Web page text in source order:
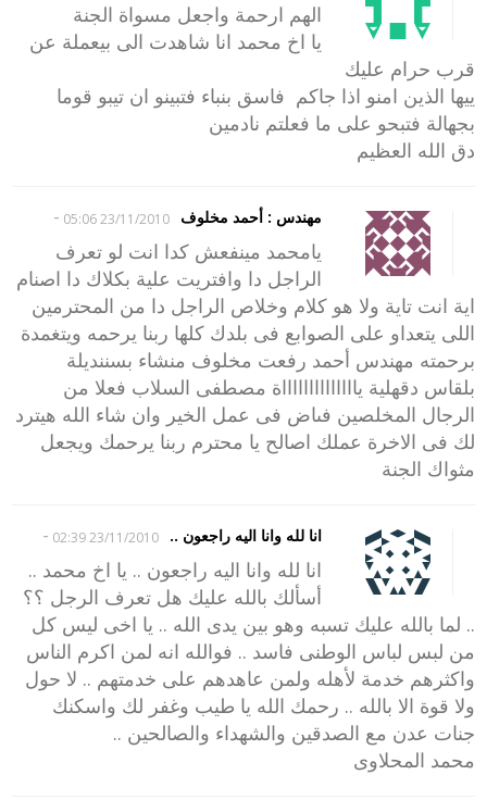
الهم ارحمة واجعل مسواة الجنة
يا اخ محمد انا شاهدت الى بيعملة عن
قرب حرام عليك
ييها الذين امنو اذا جاكم فاسق بنباء فتبينو ان تيبو قوما
بجهالة فتبحو على ما فعلتم نادمين
دق الله العظيم
مهندس : أحمد مخلوف 23/11/2010 05:06
-
يامحمد مينفعش كدا انت لو تعرف
الراجل دا وافتريت علية بكلاك دا اصنام
اية انت تاية ولا هو كلام وخلاص الراجل دا من المحترمين
اللى يتعداو على الصوابع فى بلدك كلها ربنا يرحمه ويتغمدة
برحمته مهندس أحمد رفعت مخلوف منشاء بسننديلة
بلقاس دقهلية يااااااااااااااة مصطفى السلاب فعلا من
الرجال المخلصين فىاض فى عمل الخير وان شاء الله هيترد
لك فى الاخرة عملك اصالح يا محترم ربنا يرحمك ويجعل
مثواك الجنة
انا لله وانا اليه راجعون .. 23/11/2010 02:39
-
انا لله وانا اليه راجعون .. يا اخ محمد ..
أسألك بالله عليك هل تعرف الرجل ؟؟
.. لما بالله عليك تسبه وهو بين يدى الله .. يا اخى ليس كل
من لبس لباس الوطنى فاسد .. فوالله انه لمن اكرم الناس
واكثرهم خدمة لأهله ولمن عاهدهم على خدمتهم .. لا حول
ولا قوة الا بالله .. رحمك الله يا طيب وغفر لك واسكنك
جنات عدن مع الصدقين والشهداء والصالحين ..
محمد المحلاوى